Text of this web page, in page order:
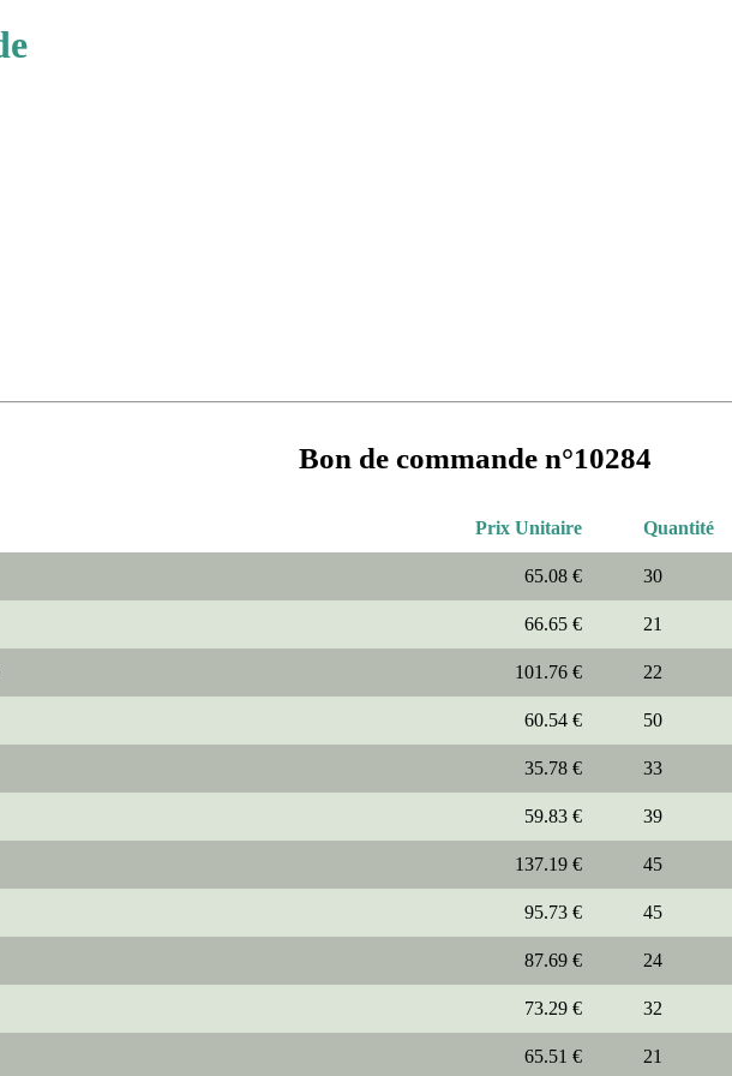
Bon de commande n°10284
Prix Unitaire Quantité
65.08 € 30
66.65 € 21
101.76 € 22
60.54 € 50
35.78 € 33
59.83 € 39
137.19 € 45
95.73 € 45
87.69 € 24
73.29 € 32
65.51 € 21